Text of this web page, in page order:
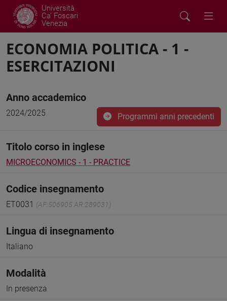
Università
Ca' Foscari
Venezia
ECONOMIA POLITICA - 1 -
ESERCITAZIONI
Anno accademico
2024/2025 Programmi anni precedenti
Titolo corso in inglese
MICROECONOMICS - 1 - PRACTICE
Codice insegnamento
ET0031 (AF:506905 AR:289031)
Lingua di insegnamento
Italiano
Modalità
In presenza